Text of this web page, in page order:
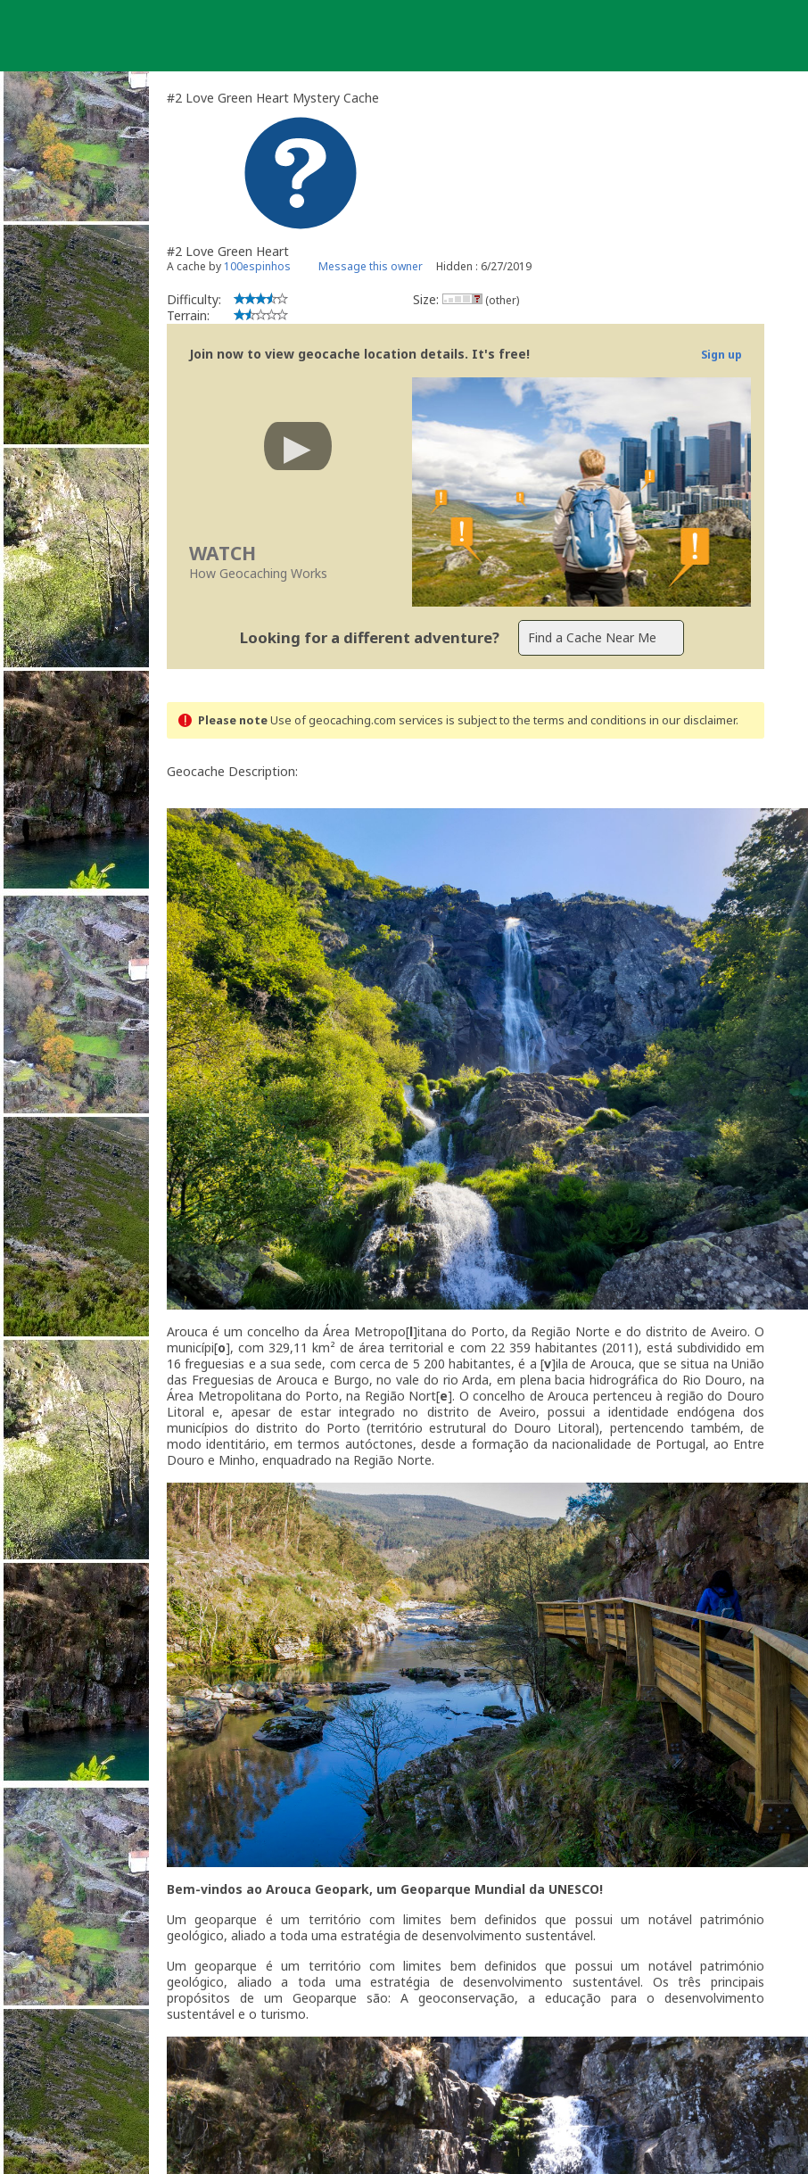
#2 Love Green Heart Mystery Cache
#2 Love Green Heart
A cache by 100espinhos Message this owner Hidden : 6/27/2019
Difficulty:
Terrain:
Size: (other)
Join now to view geocache location details. It's free! Sign up
WATCH
How Geocaching Works
Looking for a different adventure?
Please noteUse of geocaching.com services is subject to the terms and conditions in our disclaimer.
Geocache Description:
Arouca é um concelho da Área Metropo[l]itana do Porto, da Região Norte e do distrito de Aveiro. O
municípi[o], com 329,11 km² de área territorial e com 22 359 habitantes (2011), está subdividido em
16 freguesias e a sua sede, com cerca de 5 200 habitantes, é a [v]ila de Arouca, que se situa na União
das Freguesias de Arouca e Burgo, no vale do rio Arda, em plena bacia hidrográfica do Rio Douro, na
Área Metropolitana do Porto, na Região Nort[e]. O concelho de Arouca pertenceu à região do Douro
Litoral e, apesar de estar integrado no distrito de Aveiro, possui a identidade endógena dos
municípios do distrito do Porto (território estrutural do Douro Litoral), pertencendo também, de
modo identitário, em termos autóctones, desde a formação da nacionalidade de Portugal, ao Entre
Douro e Minho, enquadrado na Região Norte.
Bem-vindos ao Arouca Geopark, um Geoparque Mundial da UNESCO!
Um geoparque é um território com limites bem definidos que possui um notável património
geológico, aliado a toda uma estratégia de desenvolvimento sustentável.
Um geoparque é um território com limites bem definidos que possui um notável património
geológico, aliado a toda uma estratégia de desenvolvimento sustentável. Os três principais
propósitos de um Geoparque são: A geoconservação, a educação para o desenvolvimento
sustentável e o turismo.